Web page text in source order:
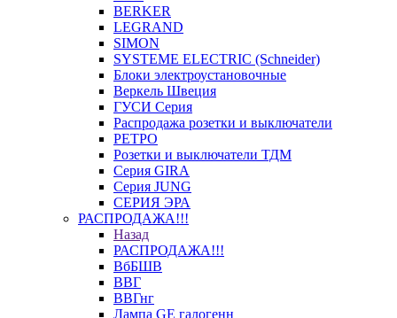
BERKER
LEGRAND
SIMON
SYSTEME ELECTRIC (Schneider)
Блоки электроустановочные
Веркель Швеция
ГУСИ Серия
Распродажа розетки и выключатели
РЕТРО
Розетки и выключатели ТДМ
Серия GIRA
Серия JUNG
СЕРИЯ ЭРА
РАСПРОДАЖА!!!
Назад
РАСПРОДАЖА!!!
ВбБШВ
ВВГ
ВВГнг
Лампа GE галогенн